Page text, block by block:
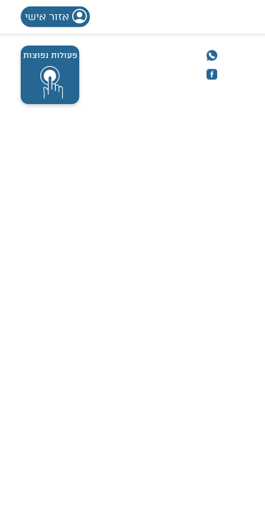
אזור אישי
פעולות נפוצות